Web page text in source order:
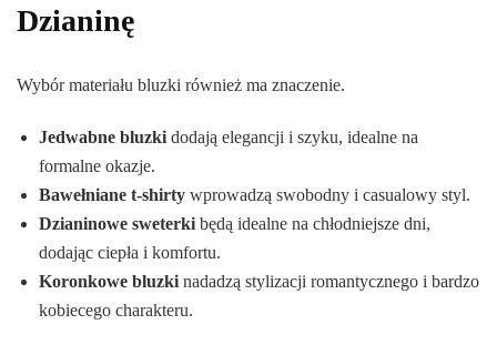
Dzianinę
Wybór materiału bluzki również ma znaczenie.
Jedwabne bluzki dodają elegancji i szyku, idealne na
formalne okazje.
Bawełniane t-shirty wprowadzą swobodny i casualowy styl.
Dzianinowe sweterki będą idealne na chłodniejsze dni,
dodając ciepła i komfortu.
Koronkowe bluzki nadadzą stylizacji romantycznego i bardzo
kobiecego charakteru.